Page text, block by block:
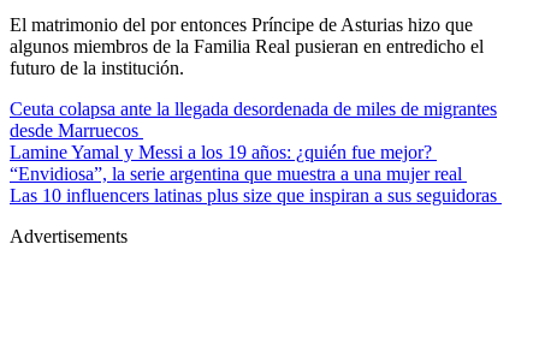
El matrimonio del por entonces Príncipe de Asturias hizo que
algunos miembros de la Familia Real pusieran en entredicho el
futuro de la institución.
Ceuta colapsa ante la llegada desordenada de miles de migrantes
desde Marruecos
Lamine Yamal y Messi a los 19 años: ¿quién fue mejor?
“Envidiosa”, la serie argentina que muestra a una mujer real
Las 10 influencers latinas plus size que inspiran a sus seguidoras
Advertisements